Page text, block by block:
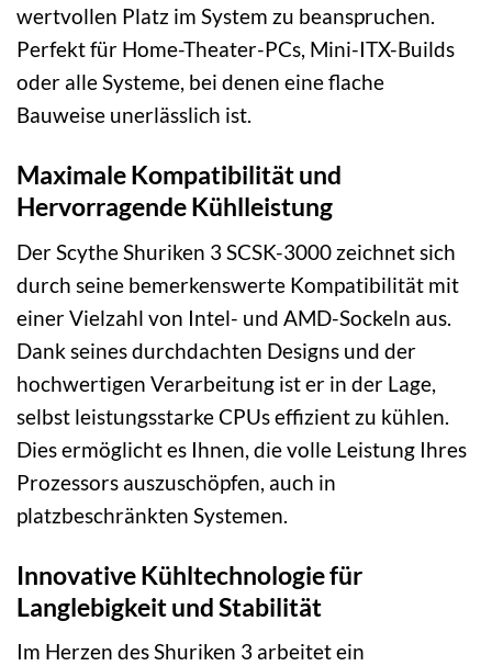
wertvollen Platz im System zu beanspruchen.
Perfekt für Home-Theater-PCs, Mini-ITX-Builds
oder alle Systeme, bei denen eine flache
Bauweise unerlässlich ist.
Maximale Kompatibilität und
Hervorragende Kühlleistung
Der Scythe Shuriken 3 SCSK-3000 zeichnet sich
durch seine bemerkenswerte Kompatibilität mit
einer Vielzahl von Intel- und AMD-Sockeln aus.
Dank seines durchdachten Designs und der
hochwertigen Verarbeitung ist er in der Lage,
selbst leistungsstarke CPUs effizient zu kühlen.
Dies ermöglicht es Ihnen, die volle Leistung Ihres
Prozessors auszuschöpfen, auch in
platzbeschränkten Systemen.
Innovative Kühltechnologie für
Langlebigkeit und Stabilität
Im Herzen des Shuriken 3 arbeitet ein